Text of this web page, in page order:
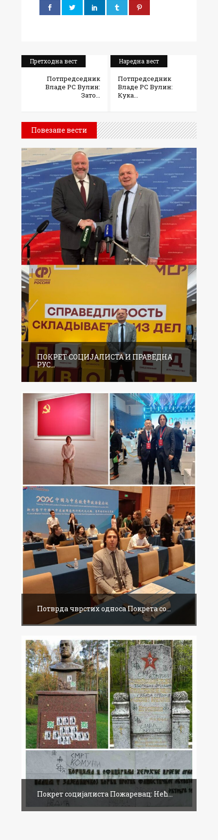
Претходна вест
Потпредседник
Владе РС Вулин:
Зато...
Наредна вест
Потпредседник
Владе РС Вулин:
Кука...
Повезане вести
ПОКРЕТ СОЦИЈАЛИСТА И ПРАВЕДНА
РУС...
Потврда чврстих односа Покрета со...
Покрет социјалиста Пожаревац: Нећ...